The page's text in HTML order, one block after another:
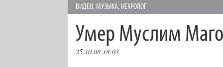
ВИДЕО,МУЗЫКА, НЕКРОЛОГ
Умер Муслим
25.10.08 18:03